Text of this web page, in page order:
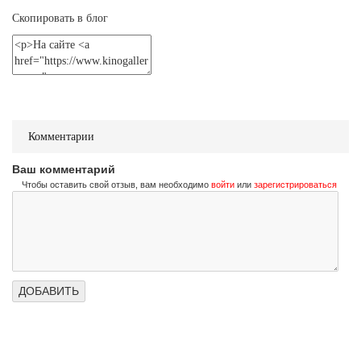
Скопировать в блог
Комментарии
Ваш комментарий
Чтобы оставить свой отзыв, вам необходимо войти или зарегистрироваться